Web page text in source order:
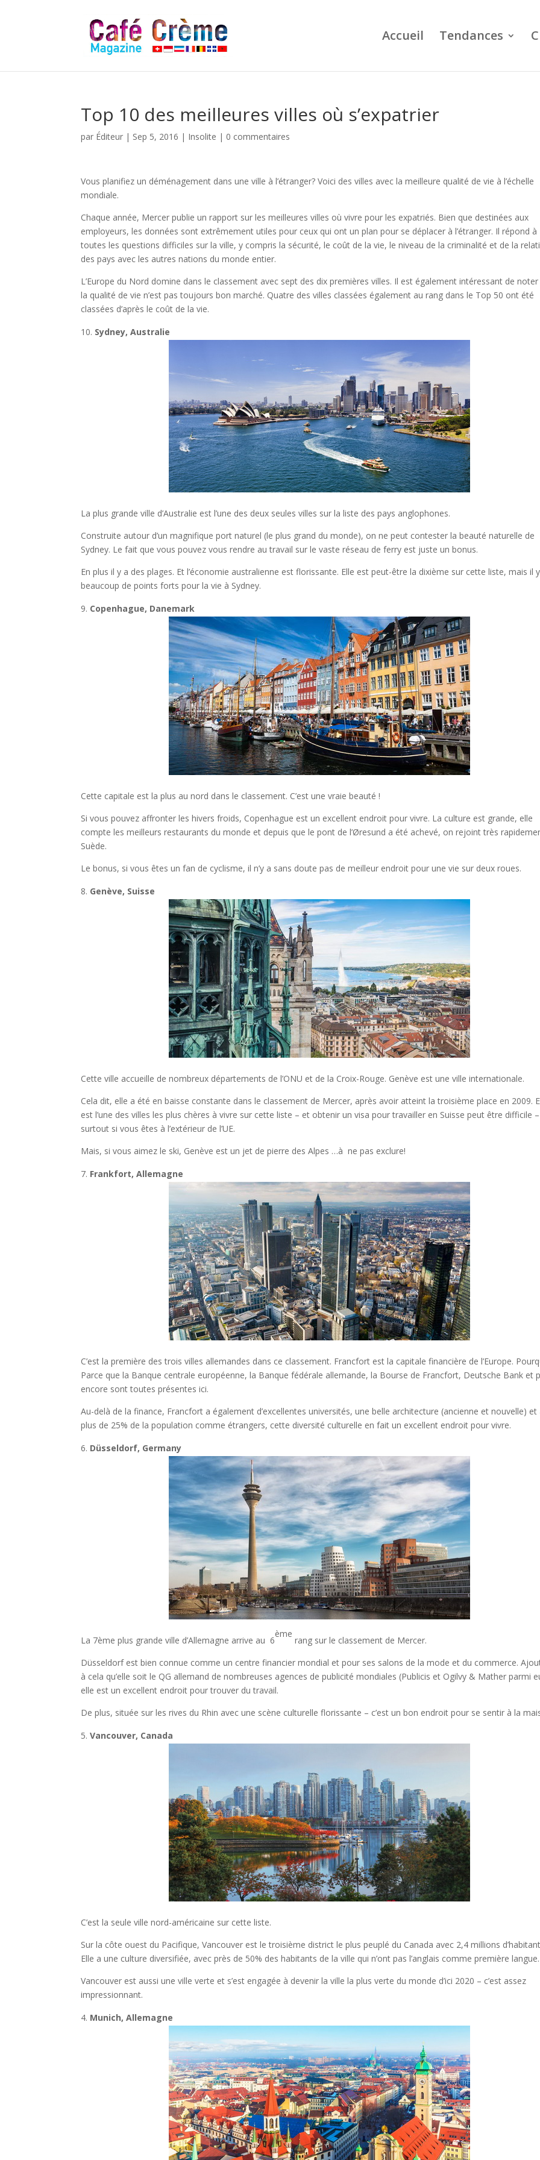
Accueil Tendances
Top 10 des meilleures villes où s’expatrier
par Éditeur | Sep 5, 2016 | Insolite | 0 commentaires
Vous planifiez un déménagement dans une ville à l’étranger? Voici des villes avec la meilleure qualité de vie à l’échelle
mondiale.
Chaque année, Mercer publie un rapport sur les meilleures villes où vivre pour les expatriés. Bien que destinées aux
employeurs, les données sont extrêmement utiles pour ceux qui ont un plan pour se déplacer à l’étranger. Il répond à
toutes les questions difficiles sur la ville, y compris la sécurité, le coût de la vie, le niveau de la criminalité et de la
des pays avec les autres nations du monde entier.
L’Europe du Nord domine dans le classement avec sept des dix premières villes. Il est également intéressant de
la qualité de vie n’est pas toujours bon marché. Quatre des villes classées également au rang dans le Top 50 ont été
classées d’après le coût de la vie.
Sydney, Australie
La plus grande ville d’Australie est l’une des deux seules villes sur la liste des pays anglophones.
Construite autour d’un magnifique port naturel (le plus grand du monde), on ne peut contester la beauté naturelle de
Sydney. Le fait que vous pouvez vous rendre au travail sur le vaste réseau de ferry est juste un bonus.
En plus il y a des plages. Et l’économie australienne est florissante. Elle est peut-être la dixième sur cette liste, mais il
beaucoup de points forts pour la vie à Sydney.
Copenhague, Danemark
Cette capitale est la plus au nord dans le classement. C’est une vraie beauté !
Si vous pouvez affronter les hivers froids, Copenhague est un excellent endroit pour vivre. La culture est grande, elle
compte les meilleurs restaurants du monde et depuis que le pont de l’Øresund a été achevé, on rejoint très
Suède.
Le bonus, si vous êtes un fan de cyclisme, il n’y a sans doute pas de meilleur endroit pour une vie sur deux roues.
Genève, Suisse
Cette ville accueille de nombreux départements de l’ONU et de la Croix-Rouge. Genève est une ville internationale.
Cela dit, elle a été en baisse constante dans le classement de Mercer, après avoir atteint la troisième place en 2009.
est l’une des villes les plus chères à vivre sur cette liste – et obtenir un visa pour travailler en Suisse peut être difficile –
surtout si vous êtes à l’extérieur de l’UE.
Mais, si vous aimez le ski, Genève est un jet de pierre des Alpes …à ne pas exclure!
Frankfort, Allemagne
C’est la première des trois villes allemandes dans ce classement. Francfort est la capitale financière de l’Europe.
Parce que la Banque centrale européenne, la Banque fédérale allemande, la Bourse de Francfort, Deutsche Bank et
encore sont toutes présentes ici.
Au-delà de la finance, Francfort a également d’excellentes universités, une belle architecture (ancienne et nouvelle) et
plus de 25% de la population comme étrangers, cette diversité culturelle en fait un excellent endroit pour vivre.
Düsseldorf, Germany
La 7ème plus grande ville d’Allemagne arrive au 6
ème
rang sur le classement de Mercer.
Düsseldorf est bien connue comme un centre financier mondial et pour ses salons de la mode et du commerce.
à cela qu’elle soit le QG allemand de nombreuses agences de publicité mondiales (Publicis et Ogilvy & Mather parmi
elle est un excellent endroit pour trouver du travail.
De plus, située sur les rives du Rhin avec une scène culturelle florissante – c’est un bon endroit pour se sentir à la
Vancouver, Canada
C’est la seule ville nord-américaine sur cette liste.
Sur la côte ouest du Pacifique, Vancouver est le troisième district le plus peuplé du Canada avec 2,4 millions
Elle a une culture diversifiée, avec près de 50% des habitants de la ville qui n’ont pas l’anglais comme première langue.
Vancouver est aussi une ville verte et s’est engagée à devenir la ville la plus verte du monde d’ici 2020 – c’est assez
impressionnant.
Munich, Allemagne